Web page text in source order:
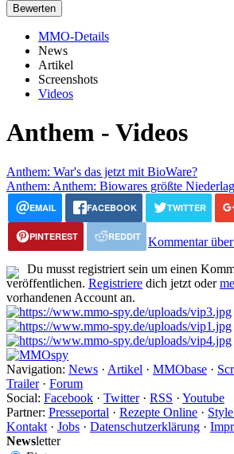
MMO-Details
News
Artikel
Screenshots
Videos
Anthem - Videos
Anthem: War's das jetzt mit BioWare?
Anthem: Anthem: Biowares größte
EMAIL FACEBOOK TWITTER
PINTEREST REDDIT Kommentar über
Du musst registriert sein um einen
veröffentlichen. Registriere dich jetzt oder
vorhandenen Account an.
Navigation: News · Artikel · MMObase ·
Trailer· Forum
Social: Facebook · Twitter· RSS · Youtube
Partner: Presseportal · Rezepte Online ·
Kontakt · Jobs · Datenschutzerklärung ·
Newsletter